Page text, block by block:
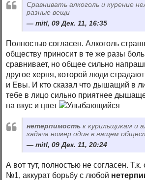
Сравнивать алкоголь и курение
разные вещи
mitl, 09 Дек. 11, 16:35
Полностью согласен. Алкоголь
обществу приносит в те же разы
сравнивает, но общее сильно
другое херня, которой люди
и Евы. И кто сказал что дышащий в
тебе в лицо сильно приятнее
на вкус и цвет
нетерпимость к курильщикам и
задача номер один в нащем
mitl, 09 Дек. 11, 20:24
А вот тут, полностью не согласен.
№1, аккурат борьбу с любой